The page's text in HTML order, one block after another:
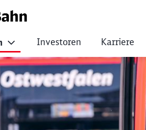
beim
Investoren Karriere